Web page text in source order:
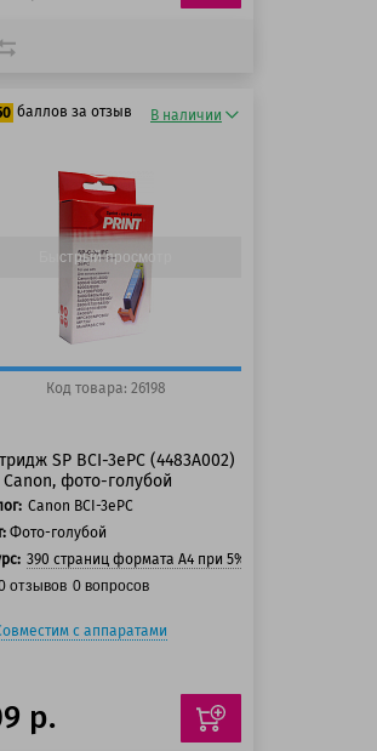
баллов за отзыв
125 баллов
150 баллов
В наличии
Быстрый просмотр
Код товара: 26198
SP BCI-3ePC (4483A002)
фото-голубой
Canon BCI-3ePC
Фото-голубой
390 страниц формата А4 при 5% заполнении
отзывов 0 вопросов
с аппаратами
р.